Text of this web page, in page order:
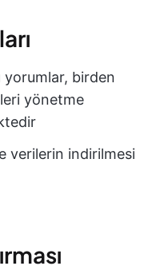
yorumlar, birden
yönetme
verilerin indirilmesi